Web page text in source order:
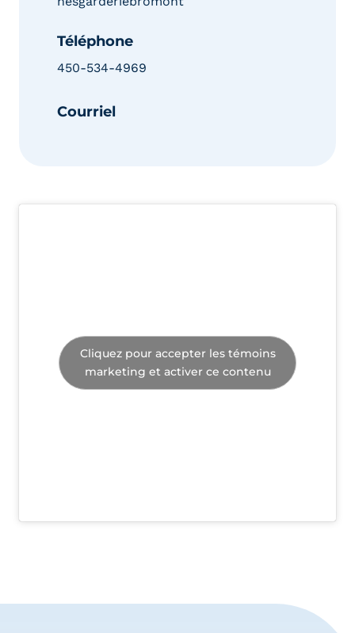
Téléphone
450-534-4969
Courriel
Cliquez pour accepter les témoins
marketing et activer ce contenu